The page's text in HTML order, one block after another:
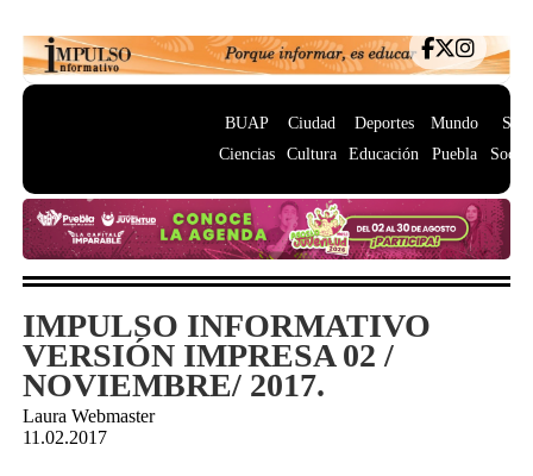
BUAP
Ciencias
Ciudad
Cultura
Deportes
Educación
Mundo
Puebla
IMPULSO INFORMATIVO
VERSIÓN IMPRESA 02 /
NOVIEMBRE/ 2017.
Laura Webmaster
11.02.2017